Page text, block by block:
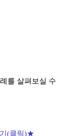
를 살펴보실 수
(클릭)★